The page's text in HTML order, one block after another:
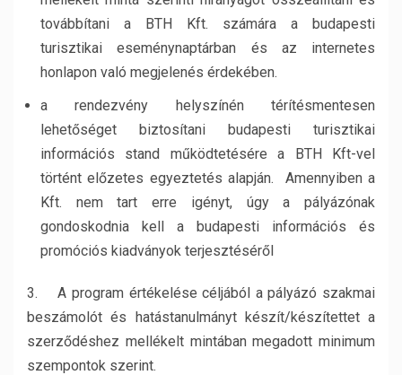
továbbítani a BTH Kft. számára a budapesti
turisztikai eseménynaptárban és az internetes
honlapon való megjelenés érdekében.
a rendezvény helyszínén térítésmentesen
lehetőséget biztosítani budapesti turisztikai
információs stand működtetésére a BTH Kft-vel
történt előzetes egyeztetés alapján. Amennyiben a
Kft. nem tart erre igényt, úgy a pályázónak
gondoskodnia kell a budapesti információs és
promóciós kiadványok terjesztéséről
3. A program értékelése céljából a pályázó szakmai
beszámolót és hatástanulmányt készít/készítettet a
szerződéshez mellékelt mintában megadott minimum
szempontok szerint.